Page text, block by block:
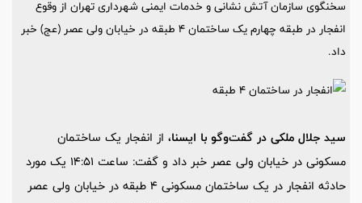
سخنگوی سازمان آتش نشانی و خدمات ایمنی شهرداری تهران از وقوع
انفجار در طبقه چهارم یک ساختمان 4 طبقه در خیابان ولی عصر (عج) خبر
داد.
سید جلال ملکی در گفت‌وگو با ایسنا، از انفجار یک ساختمان
مسکونی در خیابان ولی عصر خبر داد و گفت: ساعت 14:51 یک مورد
حادثه انفجار در یک ساختمان مسکونی 4 طبقه در خیابان ولی عصر